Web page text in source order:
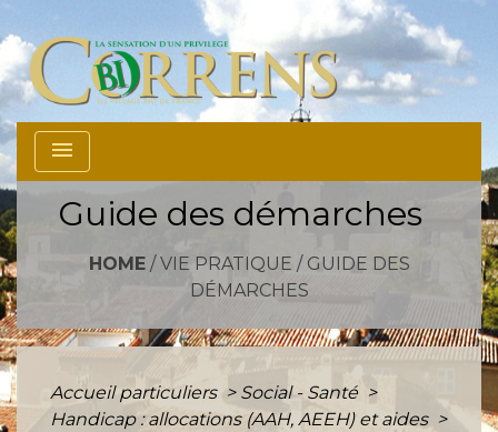
menu
Guide des démarches
HOME/ VIE PRATIQUE / GUIDE DES
DÉMARCHES
Accueil particuliers > Social - Santé >
Handicap : allocations (AAH, AEEH) et aides >